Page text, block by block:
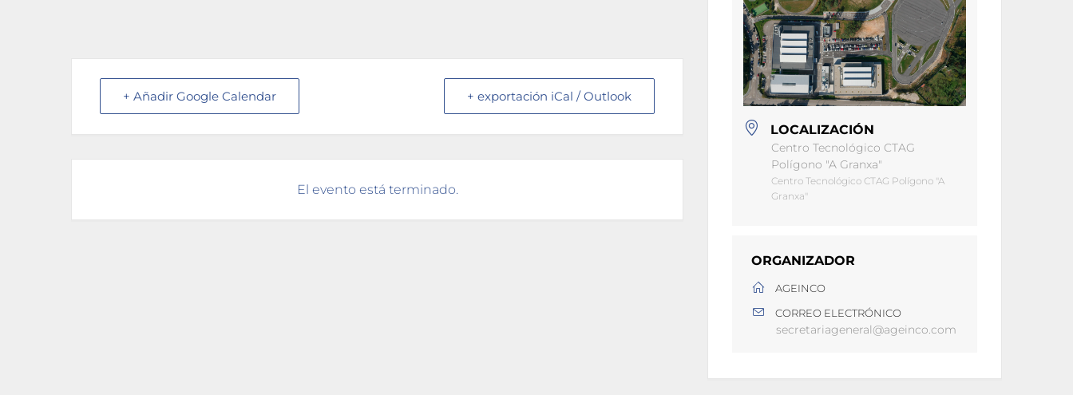
+ Añadir Google Calendar + exportación iCal / Outlook
El evento está terminado.
LOCALIZACIÓN
Centro Tecnológico CTAG
Polígono "A Granxa"
Centro Tecnológico CTAG Polígono "A
Granxa"
ORGANIZADOR
AGEINCO
CORREO ELECTRÓNICO
secretariageneral@ageinco.com